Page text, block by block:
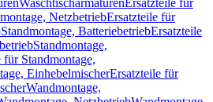
Waschtischarmaturen Ersatzteile für
NetzbetriebErsatzteile für
Standmontage, BatteriebetriebErsatzteile
Standmontage,
für Standmontage,
EinhebelmischerErsatzteile für
Wandmontage,